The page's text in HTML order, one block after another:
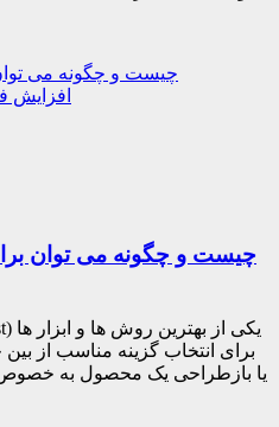
برای انتخاب گزینه مناسب از بین
یا بازطراحی یک محصول به خصوص